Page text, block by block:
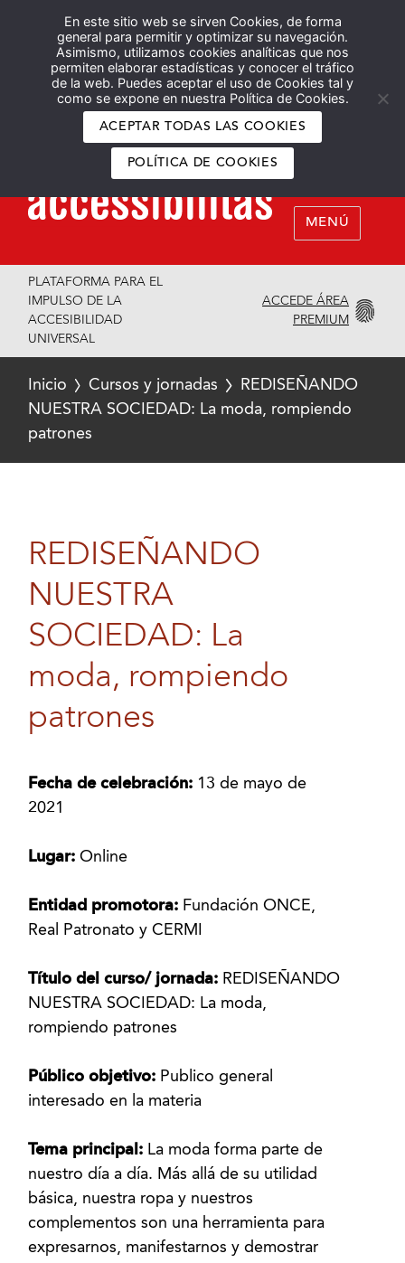
En este sitio web se sirven Cookies, de forma
general para permitir y optimizar su navegación.
Asimismo, utilizamos cookies analíticas que nos
permiten elaborar estadísticas y conocer el tráfico
de la web. Puedes aceptar el uso de Cookies tal y
como se expone en nuestra Política de Cookies.
ACEPTAR TODAS LAS COOKIES
POLÍTICA DE COOKIES
Español English
MENÚ
PLATAFORMA PARA EL
IMPULSO DE LA
ACCESIBILIDAD
UNIVERSAL
ACCEDE ÁREA
PREMIUM
Inicio Cursos y jornadas
REDISEÑANDO
NUESTRA SOCIEDAD: La moda, rompiendo
patrones
REDISEÑANDO
NUESTRA
SOCIEDAD: La
moda, rompiendo
patrones
Fecha de celebración: 13 de mayo de
2021
Lugar:Online
Entidad promotora: Fundación ONCE,
Real Patronato y CERMI
Título del curso/ jornada: REDISEÑANDO
NUESTRA SOCIEDAD: La moda,
rompiendo patrones
Público objetivo: Publico general
interesado en la materia
Tema principal: La moda forma parte de
nuestro día a día. Más allá de su utilidad
básica, nuestra ropa y nuestros
complementos son una herramienta para
expresarnos, manifestarnos y demostrar